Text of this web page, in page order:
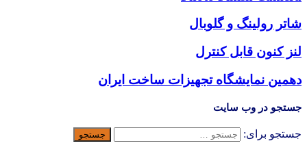
شاتر رولینگ و گلوبال
لنز کنون قابل کنترل
دهمین نمایشگاه تجهیزات ساخت ایران
جستجو در وب سایت
جستجو برای: